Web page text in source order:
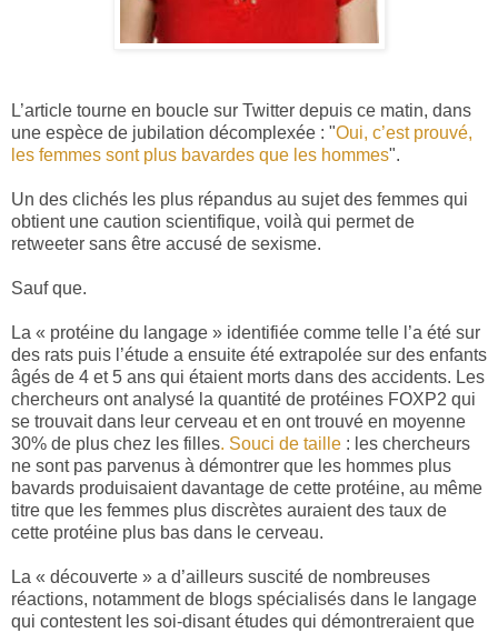
L’article tourne en boucle sur Twitter depuis ce matin, dans
une espèce de jubilation décomplexée : "Oui, c’est prouvé,
les femmes sont plus bavardes que les hommes".
Un des clichés les plus répandus au sujet des femmes qui
obtient une caution scientifique, voilà qui permet de
retweeter sans être accusé de sexisme.
Sauf que.
La « protéine du langage » identifiée comme telle l’a été sur
des rats puis l’étude a ensuite été extrapolée sur des enfants
âgés de 4 et 5 ans qui étaient morts dans des accidents. Les
chercheurs ont analysé la quantité de protéines FOXP2 qui
se trouvait dans leur cerveau et en ont trouvé en moyenne
30% de plus chez les filles. Souci de taille : les chercheurs
ne sont pas parvenus à démontrer que les hommes plus
bavards produisaient davantage de cette protéine, au même
titre que les femmes plus discrètes auraient des taux de
cette protéine plus bas dans le cerveau.
La « découverte » a d’ailleurs suscité de nombreuses
réactions, notamment de blogs spécialisés dans le langage
qui contestent les soi-disant études qui démontreraient que